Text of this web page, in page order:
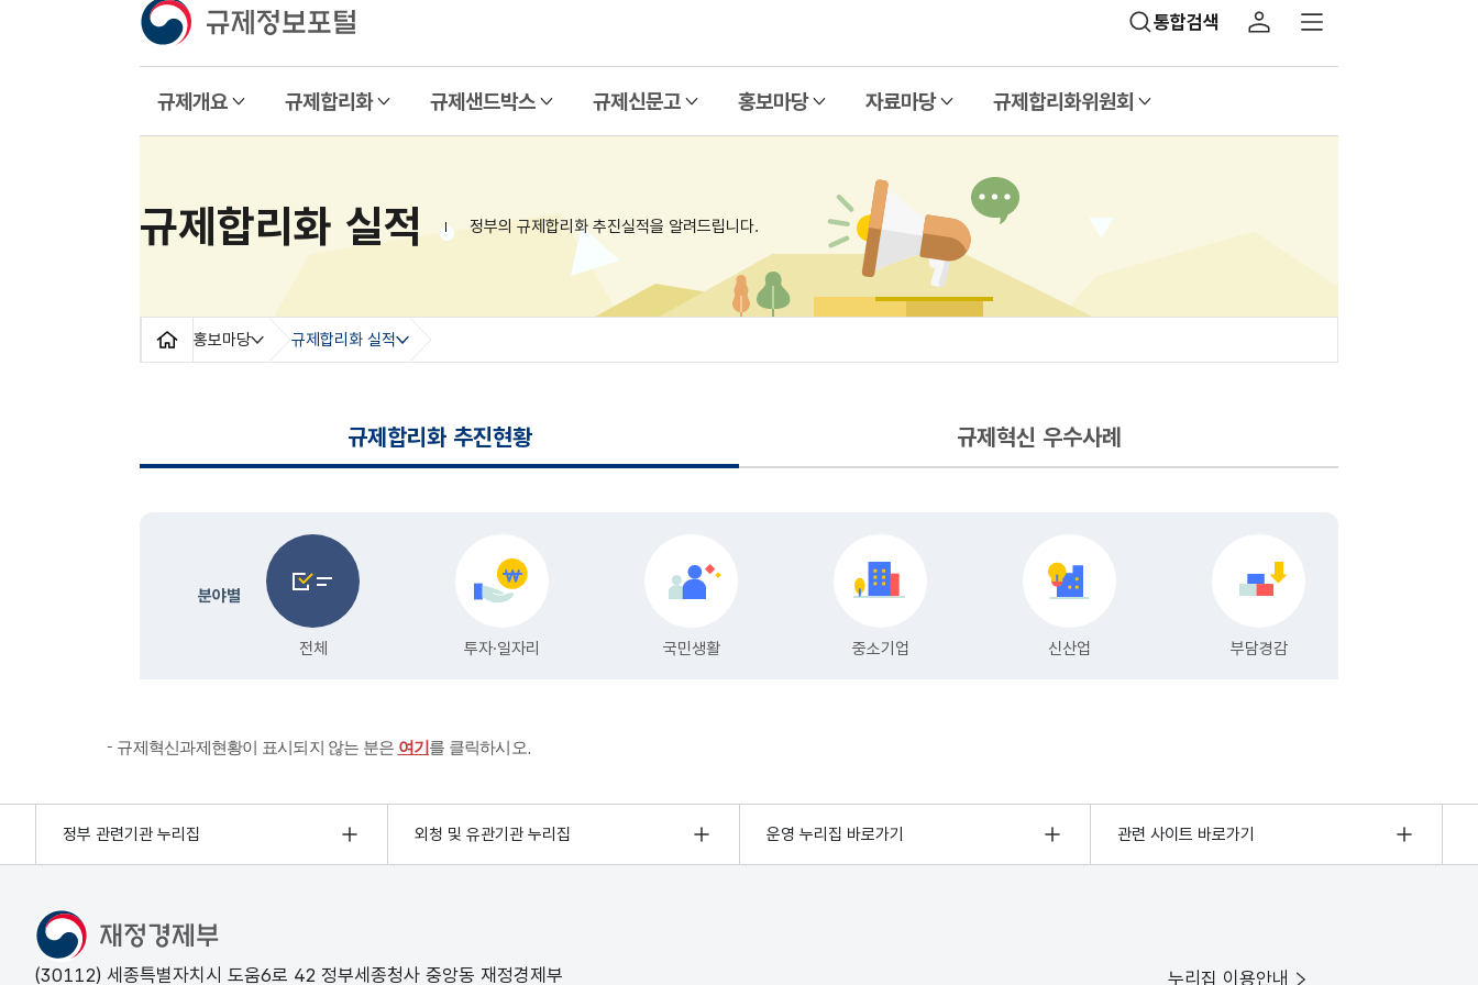
규제혁신과제현황이 표시되지 않는 분은 여기를 클릭하시오.
정부 관련기관 누리집 외청 및 유관기관 누리집 운영 누리집 바로가기 관련 사이트 바로가기
(30112) 세종특별자치시 도움6로 42 정부세종청사 중앙동 재정경제부 누리집 이용안내